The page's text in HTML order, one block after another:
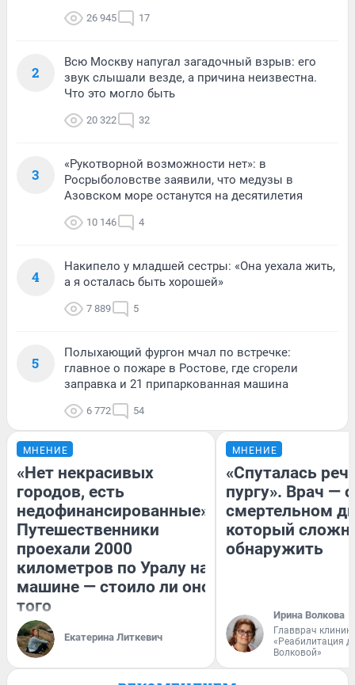
26 945 17
2
Всю Москву напугал загадочный взрыв: его
звук слышали везде, а причина неизвестна.
Что это могло быть
20 322 32
3
«Рукотворной возможности нет»: в
Росрыболовстве заявили, что медузы в
Азовском море останутся на десятилетия
10 146 4
4
Накипело у младшей сестры: «Она уехала жить,
а я осталась быть хорошей»
7 889 5
5
Полыхающий фургон мчал по встречке:
главное о пожаре в Ростове, где сгорели
заправка и 21 припаркованная машина
6 772 54
МНЕНИЕ
«Нет некрасивых
городов, есть
недофинансированные».
Путешественники
проехали 2000
километров по Уралу на
машине — стоило ли оно
того
Екатерина Литкевич
МНЕНИЕ
«Спуталась
пургу». Врач — о
смертельном
который
обнаружить
Ирина Волкова
Главврач
«Реабилитация
Волковой»